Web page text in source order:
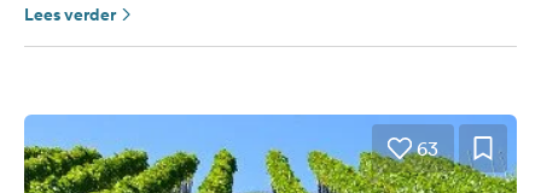
Lees verder
63